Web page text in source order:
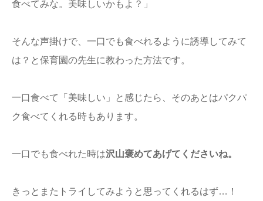
食べてみな。美味しいかもよ？」
そんな声掛けで、一口でも食べれるように誘導してみて
は？と保育園の先生に教わった方法です。
一口食べて「美味しい」と感じたら、そのあとはパクパ
ク食べてくれる時もあります。
一口でも食べれた時は沢山褒めてあげてくださいね。
きっとまたトライしてみようと思ってくれるはず…！